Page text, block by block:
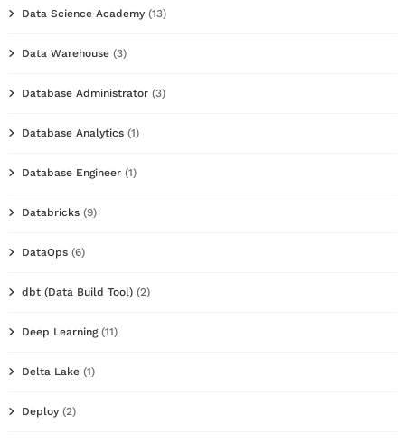
Data Science Academy (13)
Data Warehouse (3)
Database Administrator (3)
Database Analytics (1)
Database Engineer (1)
Databricks (9)
DataOps (6)
dbt (Data Build Tool) (2)
Deep Learning(11)
Delta Lake (1)
Deploy (2)